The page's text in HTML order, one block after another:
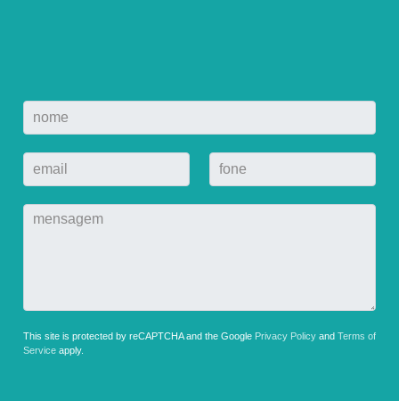
This site is protected by reCAPTCHA and the Google Privacy Policy and Terms of
Service apply.